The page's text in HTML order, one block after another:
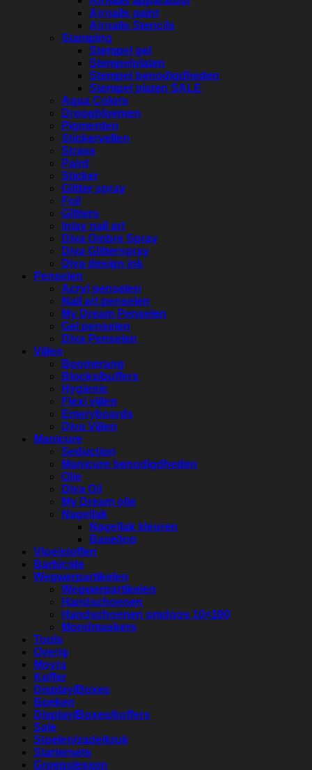
Airnails paint
Airnails Stencils
Stamping
Stempel gel
Stempelplaten
Stempel benodigdheden
Stempel platen SALE
Aqua Colors
Droogbloemen
Pigmenten
Stickervellen
Strass
Paint
Sticker
Glitter spray
Foil
Glitters
Inlay nail art
Diva Ombre Spray
Diva Glitterspray
Diva design ink
Penselen
Acryl penselen
Nail art penselen
My Dream Penselen
Gel penselen
Diva Penselen
Vijlen
Boomerang
Blocks/buffers
Hygienic
Flexi vijlen
Emeryboards
Diva Vijlen
Manicure
Seduction
Manicure benodigdheden
Olie
Diva Oil
My Dream olie
Nagellak
Nagellak kleuren
Base/top
Vloeistoffen
Barbicide
Wegwerpartikelen
Wegwerpartikelen
Handschoenen
Handschoenen omdoos 10×100
Mondmaskers
Tools
Overig
Moyra
Koffer
Display/Boxes
Boeken
Display/Boxes/koffers
Sale
Stoelen/zadelkruk
Startersets
Groepslessen